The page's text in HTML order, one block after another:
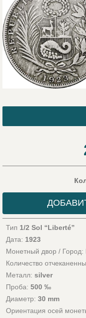
Тип 1/2 Sol “Liberté”
Дата: 1923
Монетный двор / Город:
Количество
Металл: silver
Проба: 500 ‰
Диаметр: 30 mm
Ориентация осей